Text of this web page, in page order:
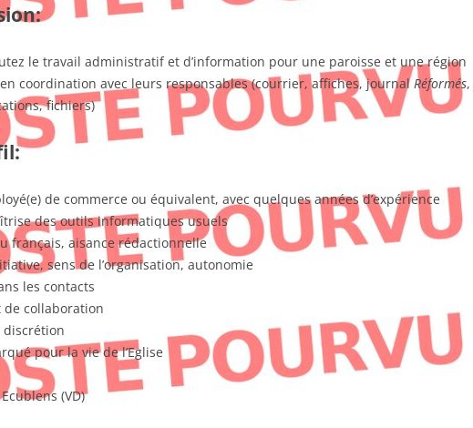
le travail administratif et d’information pour une paroisse et une région
en coordination avec leurs responsables (courrier, affiches, journalRéformés,
fichiers)
de commerce ou équivalent, avec quelques années d’expérience
des outils informatiques usuels
français, aisance rédactionnelle
sens de l’organisation, autonomie
les contacts
de collaboration
discrétion
pour la vie de l’Eglise
Ecublens (VD)